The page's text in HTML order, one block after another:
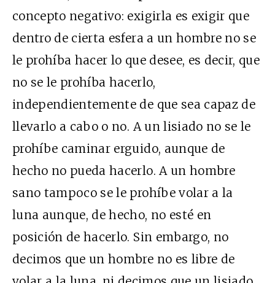
concepto negativo: exigirla es exigir que
dentro de cierta esfera a un hombre no se
le prohíba hacer lo que desee, es decir, que
no se le prohíba hacerlo,
independientemente de que sea capaz de
llevarlo a cabo o no. A un lisiado no se le
prohíbe caminar erguido, aunque de
hecho no pueda hacerlo. A un hombre
sano tampoco se le prohíbe volar a la
luna aunque, de hecho, no esté en
posición de hacerlo. Sin embargo, no
decimos que un hombre no es libre de